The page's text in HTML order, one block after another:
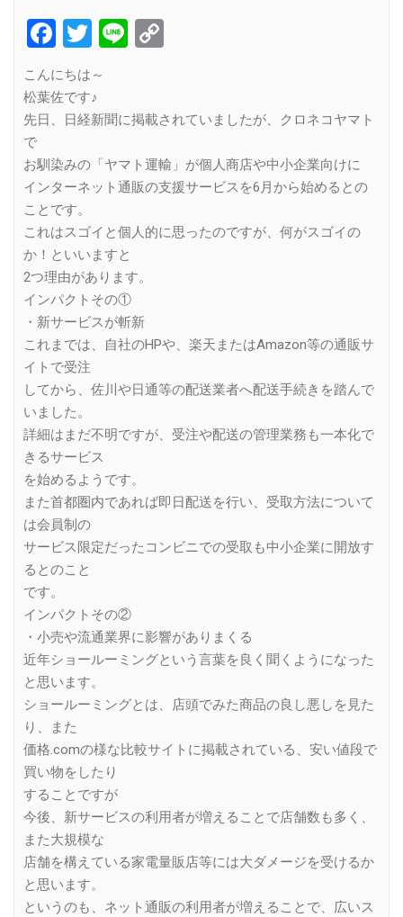
Facebook
Twitter
Line
こんにちは～
松葉佐です♪
先日、日経新聞に掲載されていましたが、クロネコヤマト
で
お馴染みの「ヤマト運輸」が個人商店や中小企業向けに
インターネット通販の支援サービスを6月から始めるとの
ことです。
これはスゴイと個人的に思ったのですが、何がスゴイの
か！といいますと
2つ理由があります。
インパクトその①
・新サービスが斬新
これまでは、自社のHPや、楽天またはAmazon等の通販サ
イトで受注
してから、佐川や日通等の配送業者へ配送手続きを踏んで
いました。
詳細はまだ不明ですが、受注や配送の管理業務も一本化で
きるサービス
を始めるようです。
また首都圏内であれば即日配送を行い、受取方法について
は会員制の
サービス限定だったコンビニでの受取も中小企業に開放す
るとのこと
です。
インパクトその②
・小売や流通業界に影響がありまくる
近年ショールーミングという言葉を良く聞くようになった
と思います。
ショールーミングとは、店頭でみた商品の良し悪しを見た
り、また
価格.comの様な比較サイトに掲載されている、安い値段で
買い物をしたり
することですが
今後、新サービスの利用者が増えることで店舗数も多く、
また大規模な
店舗を構えている家電量販店等には大ダメージを受けるか
と思います。
というのも、ネット通販の利用者が増えることで、広いス